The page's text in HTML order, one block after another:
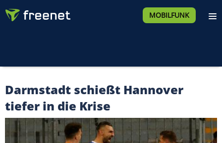
MOBILFUNK
Darmstadt schießt Hannover
tiefer in die Krise